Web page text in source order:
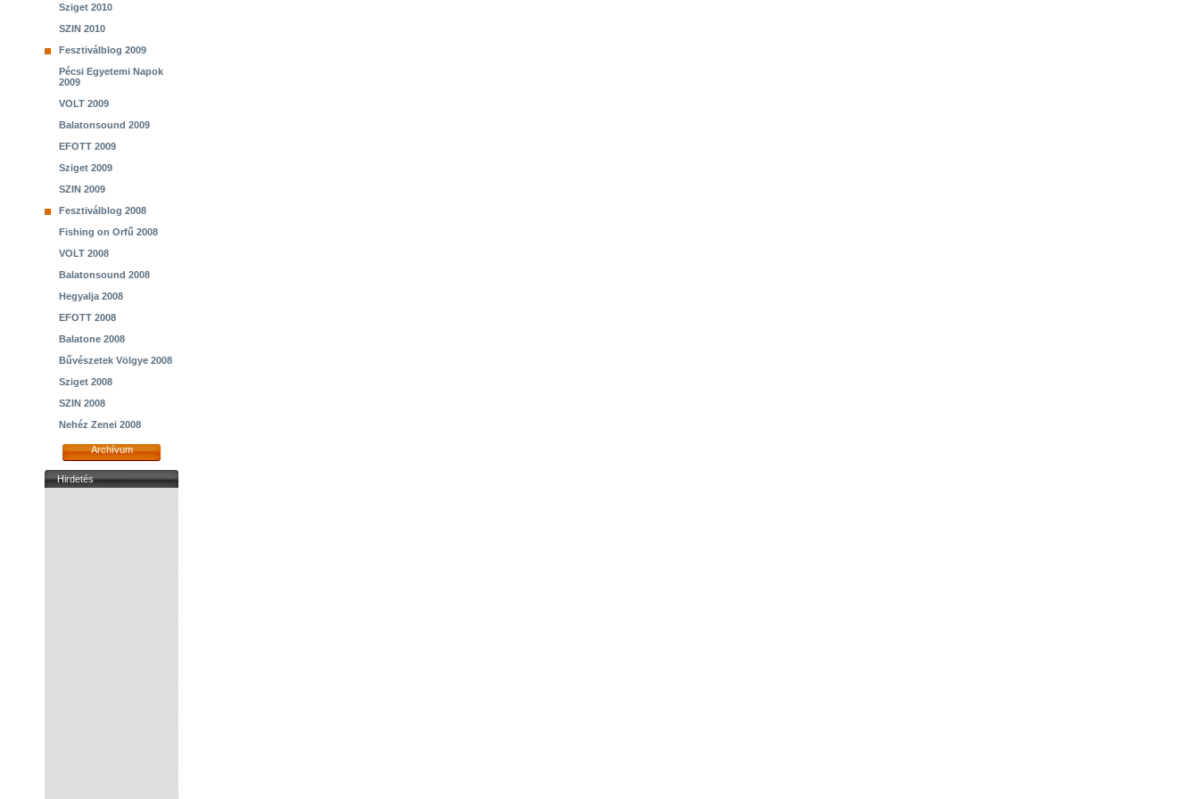
Sziget 2010
SZIN 2010
Fesztiválblog 2009
Pécsi Egyetemi Napok
2009
VOLT 2009
Balatonsound 2009
EFOTT 2009
Sziget 2009
SZIN 2009
Fesztiválblog 2008
Fishing on Orfű 2008
VOLT 2008
Balatonsound 2008
Hegyalja 2008
EFOTT 2008
Balatone 2008
Bűvészetek Völgye 2008
Sziget 2008
SZIN 2008
Nehéz Zenei 2008
Archívum
Hirdetés